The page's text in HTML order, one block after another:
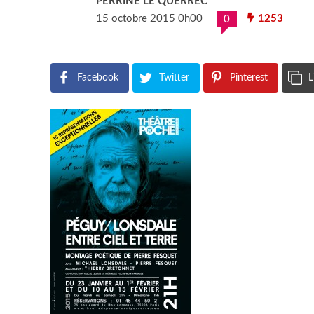
15 octobre 2015 0h00
0 1253
Facebook Twitter Pinterest